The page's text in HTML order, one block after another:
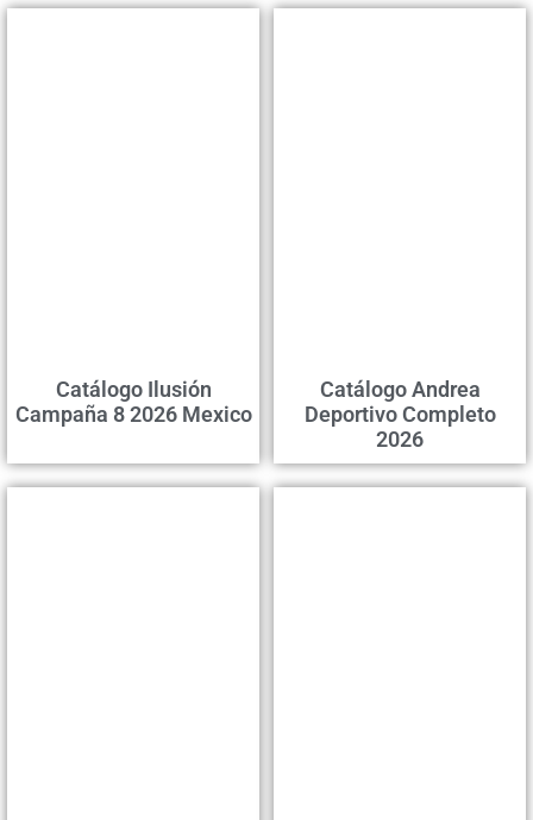
Catálogo Ilusión
Campaña 8 2026 Mexico
Catálogo Andrea
Deportivo Completo
2026